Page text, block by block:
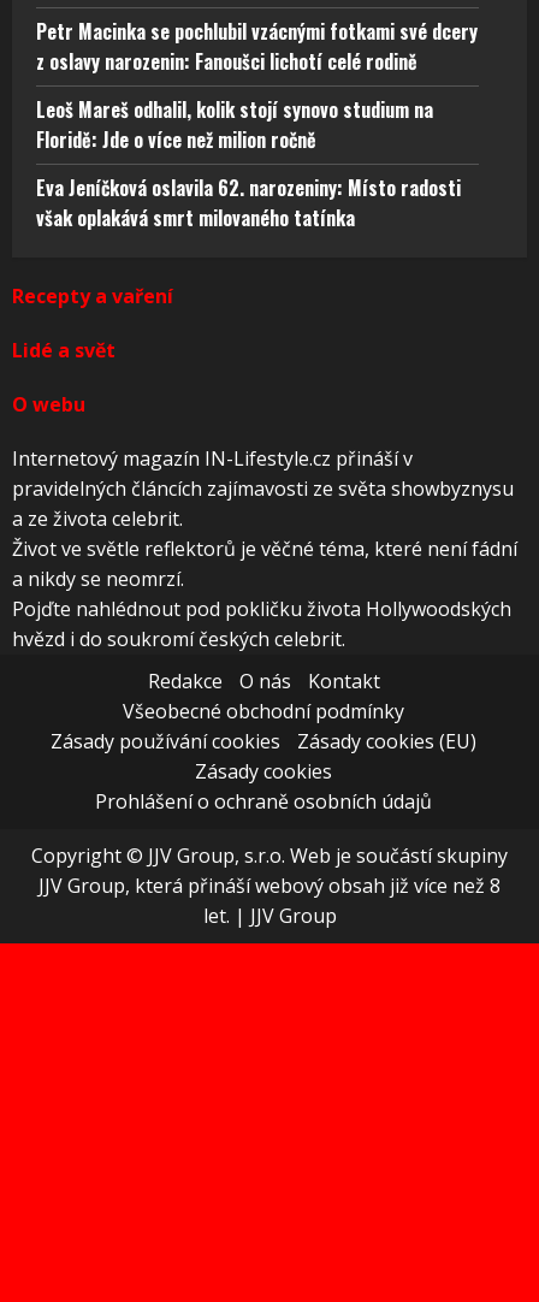
Petr Macinka se pochlubil vzácnými fotkami své dcery
z oslavy narozenin: Fanoušci lichotí celé rodině
Leoš Mareš odhalil, kolik stojí synovo studium na
Floridě: Jde o více než milion ročně
Eva Jeníčková oslavila 62. narozeniny: Místo radosti
však oplakává smrt milovaného tatínka
Recepty a vaření
Lidé a svět
O webu
Internetový magazín IN-Lifestyle.cz přináší v
pravidelných článcích zajímavosti ze světa showbyznysu
a ze života celebrit.
Život ve světle reflektorů je věčné téma, které není fádní
a nikdy se neomrzí.
Pojďte nahlédnout pod pokličku života Hollywoodských
hvězd i do soukromí českých celebrit.
Redakce
O nás
Kontakt
Všeobecné obchodní podmínky
Zásady používání cookies
Zásady cookies (EU)
Zásady cookies
Prohlášení o ochraně osobních údajů
Copyright © JJV Group, s.r.o. Web je součástí skupiny
JJV Group, která přináší webový obsah již více než 8
let. | JJV Group